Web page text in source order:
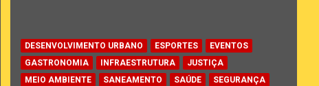
DESENVOLVIMENTO URBANO ESPORTES
EVENTOS
GASTRONOMIA
INFRAESTRUTURA
JUSTIÇA
MEIO AMBIENTE
SANEAMENTO SAÚDE
SEGURANÇA